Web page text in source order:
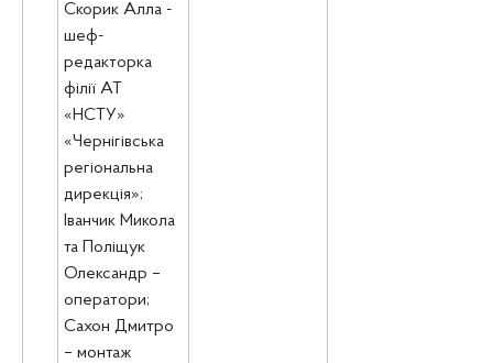
Скорик Алла -
шеф-
редакторка
філії АТ
«НСТУ»
«Чернігівська
регіональна
дирекція»;
Іванчик Микола
та Поліщук
Олександр –
оператори;
Сахон Дмитро
– монтаж